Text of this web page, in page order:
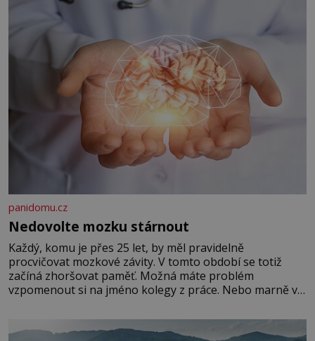
panidomu.cz
Nedovolte mozku stárnout
Každý, komu je přes 25 let, by měl pravidelně
procvičovat mozkové závity. V tomto období se totiž
začíná zhoršovat paměť. Možná máte problém
vzpomenout si na jméno kolegy z práce. Nebo marně v
Je to opravdu tak, s věkem jako kdyby se paměť
rozhodla stávkovat. Cvičte